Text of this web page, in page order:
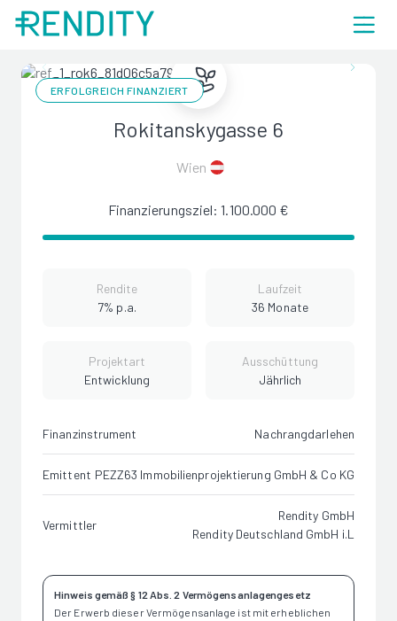
ERFOLGREICH FINANZIERT
Rokitanskygasse 6
Wien
Finanzierungsziel: 1.100.000 €
Rendite
7% p.a.
Laufzeit
36 Monate
Projektart
Entwicklung
Ausschüttung
Jährlich
Finanzinstrument Nachrangdarlehen
Emittent PEZZ63 Immobilienprojektierung GmbH & Co KG
Vermittler
Rendity GmbH
Rendity Deutschland GmbH i.L
Hinweis gemäß § 12 Abs. 2 Vermögensanlagengesetz
Der Erwerb dieser Vermögensanlage ist mit erheblichen